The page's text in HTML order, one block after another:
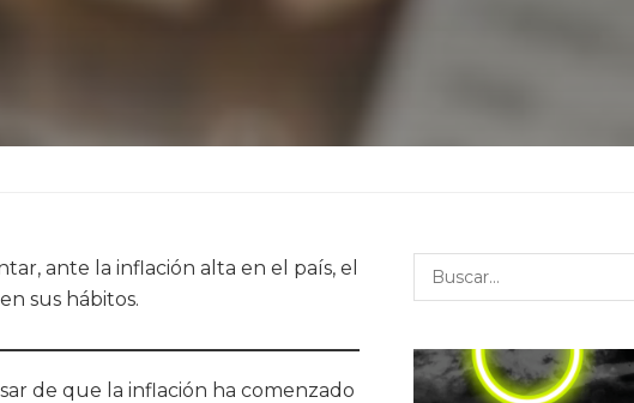
ante la inflación alta en el país, el
sus hábitos.
de que la inflación ha comenzado